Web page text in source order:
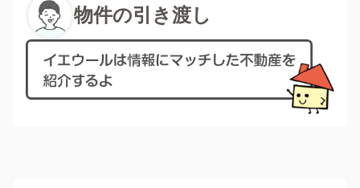
物件の引き渡し